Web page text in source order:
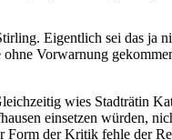
Eigentlich sei das ja
Vorwarnung
wies Stadträtin
einsetzen würden,
der Kritik fehle der